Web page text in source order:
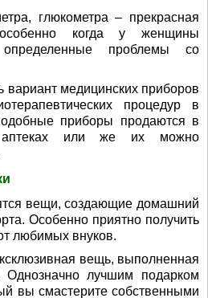
глюкометра – прекрасная
когда у женщины
определенные проблемы со
медицинских приборов
процедур в
приборы продаются в
аптеках или же их можно
вещи, создающие домашний
Особенно приятно получить
любимых внуков.
вещь, выполненная
Однозначно лучшим подарком
вы смастерите собственными